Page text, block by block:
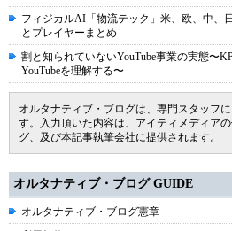
フィジカルAI「物流テック」米、欧、中、
とプレイヤーまとめ
割と知られていないYouTube事業の実態〜
YouTubeを理解する〜
オルタナティブ・ブログは、専門スタッフ
す。入力頂いた内容は、アイティメディア
グ、及び本記事執筆会社に提供されます。
オルタナティブ・ブログ GUIDE
オルタナティブ・ブログ憲章